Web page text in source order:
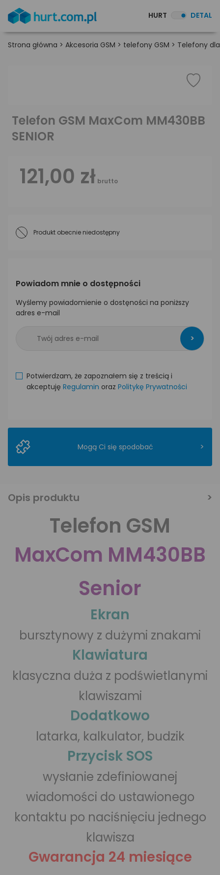
HURT DETAL
Strona główna > Akcesoria GSM > telefony GSM > Telefony
Telefon GSM MaxCom MM430BB
SENIOR
121,00 zł brutto
Produkt obecnie niedostępny
Powiadom mnie o dostępności
Wyślemy powiadomienie o dostęności na poniższy
adres e-mail
>
Potwierdzam, że zapoznałem się z treścią i
akceptuję Regulamin oraz Politykę Prywatności
Mogą Ci się spodobać >
Opis produktu
Telefon GSM
MaxCom MM430BB
Senior
Ekran
bursztynowy z dużymi znakami
Klawiatura
klasyczna duża z podświetlanymi
klawiszami
Dodatkowo
latarka, kalkulator, budzik
Przycisk SOS
wysłanie zdefiniowanej
wiadomości do ustawionego
kontaktu po naciśnięciu jednego
klawisza
Gwarancja 24 miesiące